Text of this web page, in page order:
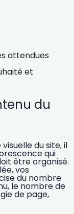
attendues
et
du
du site, il
qui
être organisé.
, vos
du nombre
le nombre de
de page,